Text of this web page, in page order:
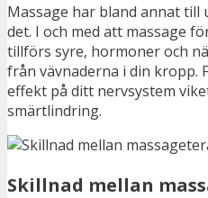
Massage har bland annat
det. I och med att massage
tillförs syre, hormoner och
från vävnaderna i din kropp.
effekt på ditt nervsystem
smärtlindring.
Skillnad mellan